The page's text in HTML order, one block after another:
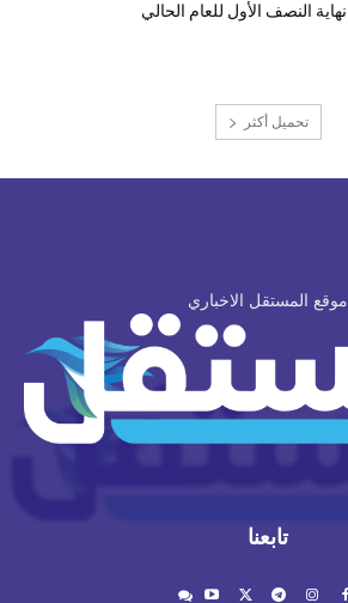
نهاية النصف الأول للعام الحالي
تحميل أكثر
موقع المستقل الاخباري
تابعنا